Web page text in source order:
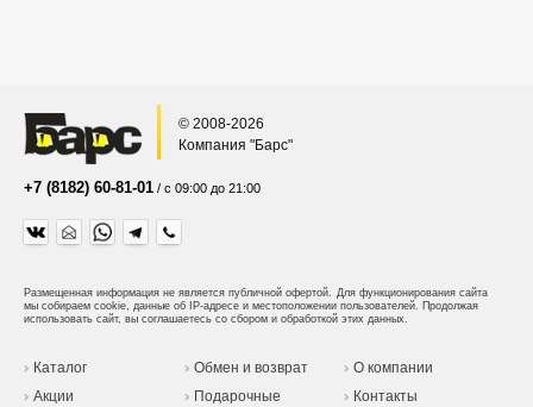
© 2008-2026
Компания "Барс"
+7 (8182) 60-81-01 / с 09:00 до 21:00
Размещенная информация не является публичной офертой. Для функционирования сайта
мы собираем cookie, данные об IP-адресе и местоположении пользователей. Продолжая
использовать сайт, вы соглашаетесь со сбором и обработкой этих данных.
Каталог
Акции
Обмен и возврат
Подарочные
О компании
Контакты